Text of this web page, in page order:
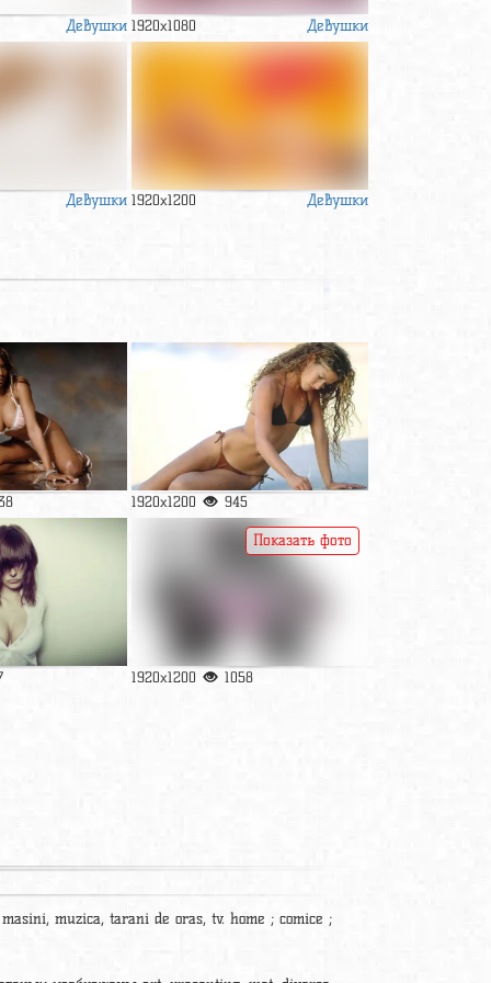
Девушки 1920x1080 Девушки
Девушки 1920x1200 Девушки
1920x1200 945
1920x1200 1058
Показать фото
muzica, tarani de oras, tv. home ; comice ;